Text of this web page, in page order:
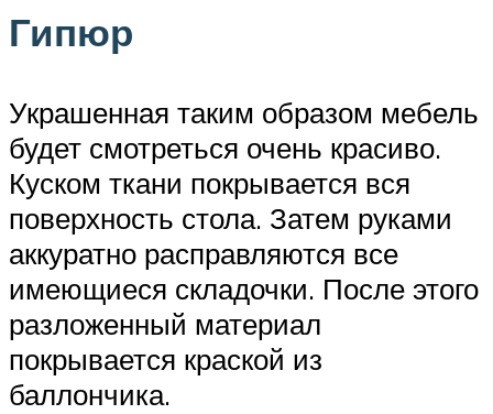
Гипюр
Украшенная таким образом мебель
будет смотреться очень красиво.
Куском ткани покрывается вся
поверхность стола. Затем руками
аккуратно расправляются все
имеющиеся складочки. После этого
разложенный материал
покрывается краской из
баллончика.